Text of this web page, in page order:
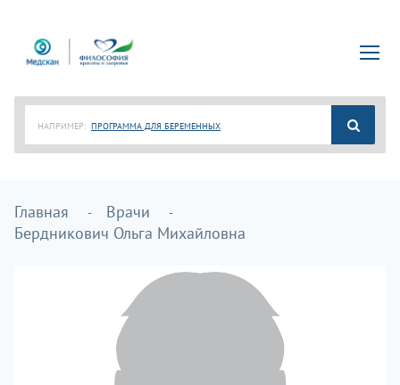
НАПРИМЕР: ПРОГРАММА ДЛЯ БЕРЕМЕННЫХ
Главная
Врачи
Бердникович Ольга Михайловна